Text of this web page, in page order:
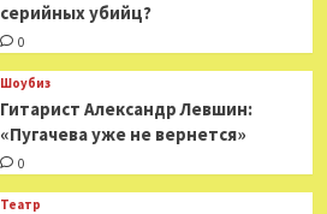
серийных убийц?
0
Шоубиз
Гитарист Александр Левшин:
«Пугачева уже не вернется»
0
Театр